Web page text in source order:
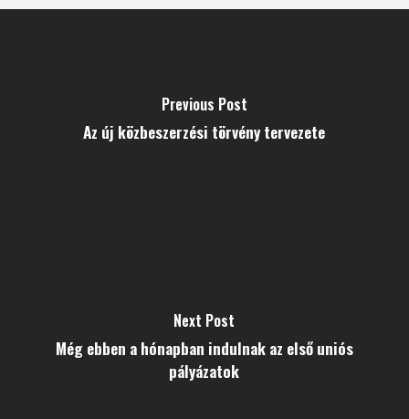
Previous Post
Az új közbeszerzési törvény tervezete
Next Post
Még ebben a hónapban indulnak az első uniós
pályázatok